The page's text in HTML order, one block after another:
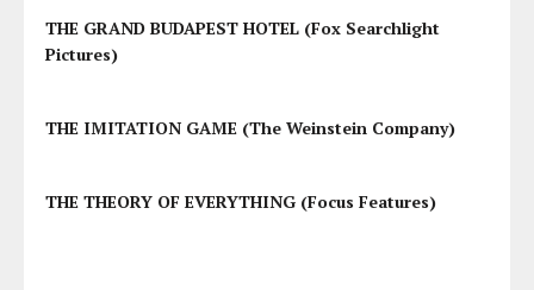
THE GRAND BUDAPEST HOTEL (Fox Searchlight
Pictures)
THE IMITATION GAME (The Weinstein Company)
THE THEORY OF EVERYTHING (Focus Features)